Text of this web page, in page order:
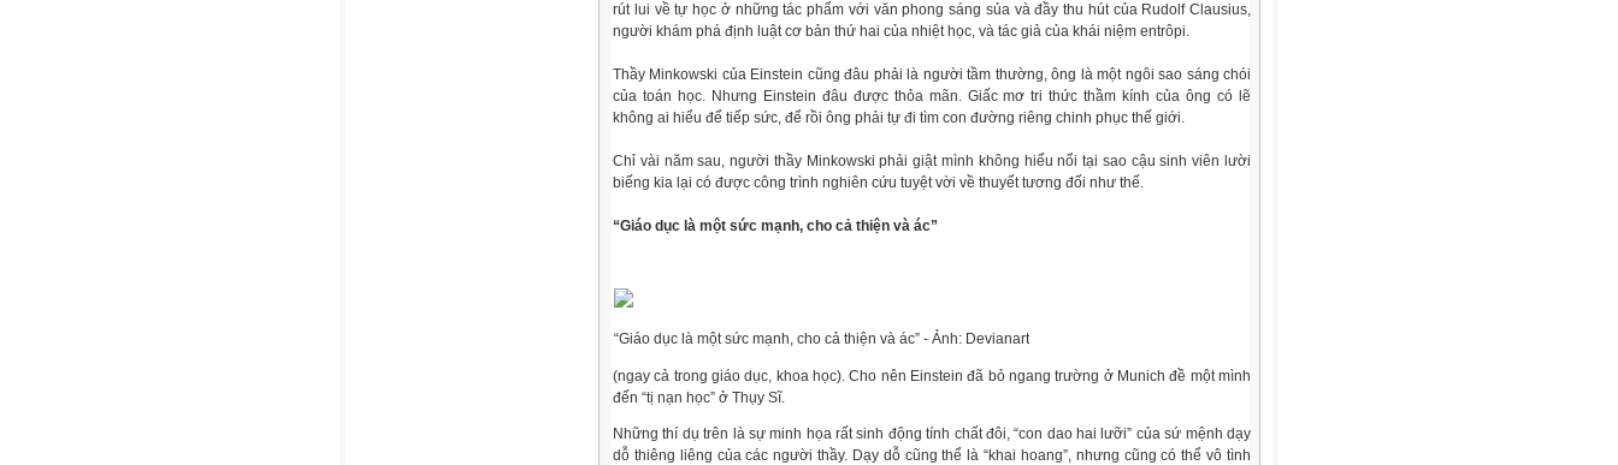
rút lui về tự học ở những tác phẩm với văn phong sáng sủa và đầy thu hút của Rudolf Clausius,
người khám phá định luật cơ bản thứ hai của nhiệt học, và tác giả của khái niệm entrôpi.
Thầy Minkowski của Einstein cũng đâu phải là người tầm thường, ông là một ngôi sao sáng chói
của toán học. Nhưng Einstein đâu được thỏa mãn. Giấc mơ tri thức thầm kính của ông có lẽ
không ai hiểu để tiếp sức, để rồi ông phải tự đi tìm con đường riêng chinh phục thế giới.
Chỉ vài năm sau, người thầy Minkowski phải giật mình không hiểu nổi tại sao cậu sinh viên lười
biếng kia lại có được công trình nghiên cứu tuyệt vời về thuyết tương đối như thế.
“Giáo dục là một sức mạnh, cho cả thiện và ác”
“Giáo dục là một sức mạnh, cho cả thiện và ác” - Ảnh: Devianart
(ngay cả trong giáo dục, khoa học). Cho nên Einstein đã bỏ ngang trường ở Munich đề một mình
đến “tị nạn học” ở Thụy Sĩ.
Những thí dụ trên là sự minh họa rất sinh động tính chất đôi, “con dao hai lưỡi” của sứ mệnh dạy
dỗ thiêng liêng của các người thầy. Dạy dỗ cũng thể là “khai hoang”, nhưng cũng có thể vô tình